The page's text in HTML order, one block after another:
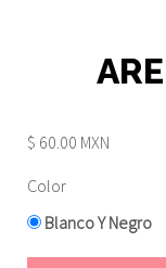
$ 60.00 MXN
Color
Blanco Y Negro